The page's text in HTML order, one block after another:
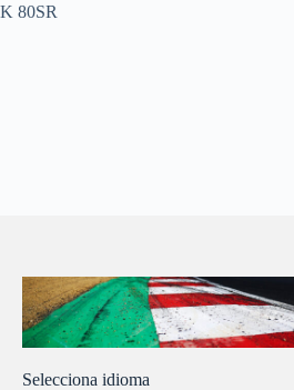
K 80SR
Selecciona idioma